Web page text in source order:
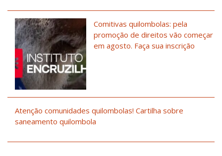
Comitivas quilombolas: pela
promoção de direitos vão começar
em agosto. Faça sua inscrição
Atenção comunidades quilombolas! Cartilha sobre
saneamento quilombola